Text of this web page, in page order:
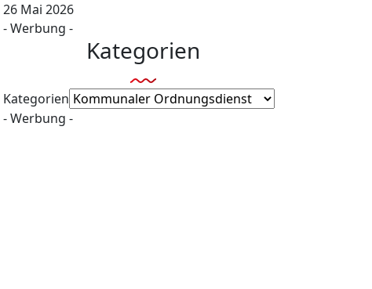
26 Mai 2026
- Werbung -
Kategorien
Kategorien
- Werbung -